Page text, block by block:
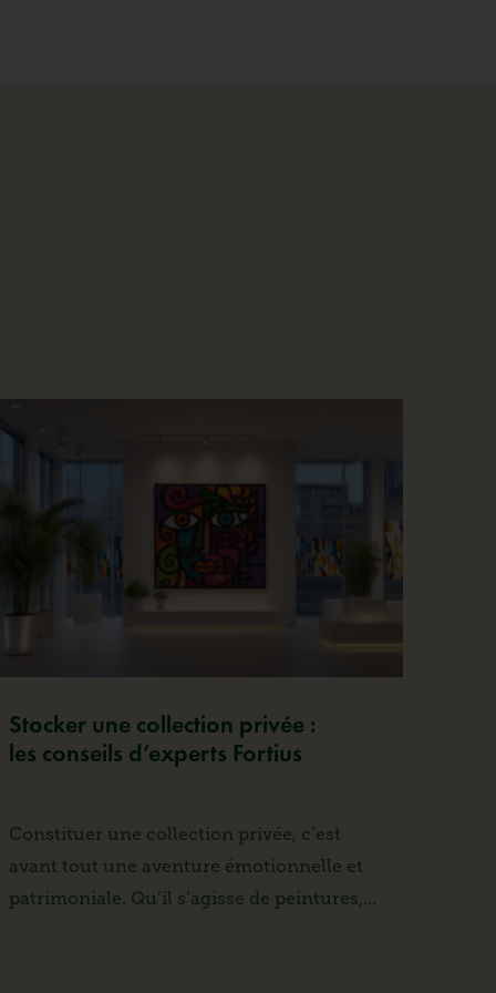
Stocker une collection privée :
les conseils d’experts Fortius
Constituer une collection privée, c’est
avant tout une aventure émotionnelle et
patrimoniale. Qu’il s’agisse de peintures,